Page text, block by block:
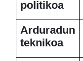
politikoa
Arduradun
teknikoa